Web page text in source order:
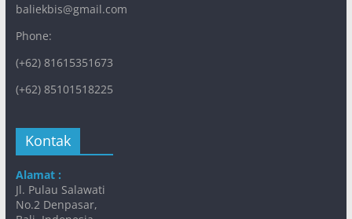
baliekbis@gmail.com
Phone:
(+62) 81615351673
(+62) 85101518225
Kontak
Alamat :
Jl. Pulau Salawati
No.2 Denpasar,